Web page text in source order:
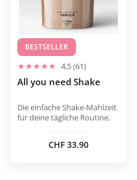
BESTSELLER
4,5 (61)
All you need Shake
Die einfache Shake-Mahlzeit
für deine tägliche Routine.
CHF 33.90
Optionen
auf
der
Produktseite
gewählt